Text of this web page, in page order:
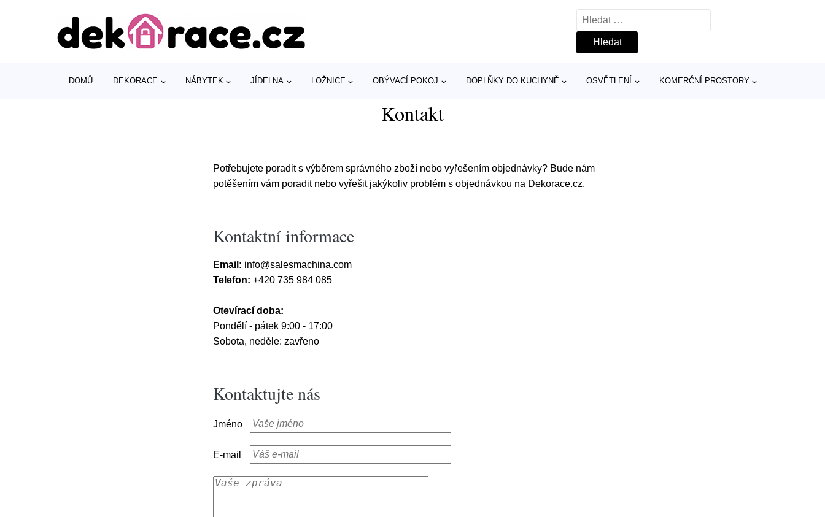
Vyhledávání
DOMŮ DEKORACE NÁBYTEK JÍDELNA LOŽNICE OBÝVACÍ POKOJ DOPLŇKY DO KUCHYNĚ OSVĚTLENÍ KOMERČNÍ PROSTORY
Kontakt
Potřebujete poradit s výběrem správného zboží nebo vyřešením objednávky? Bude nám
potěšením vám poradit nebo vyřešit jakýkoliv problém s objednávkou na Dekorace.cz.
Kontaktní informace
Email: info@salesmachina.com
Telefon: +420 735 984 085
Otevírací doba:
Pondělí - pátek 9:00 - 17:00
Sobota, neděle: zavřeno
Kontaktujte nás
Jméno
E-mail